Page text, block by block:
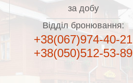
за добу
Відділ бронювання:
+38(067)974-40-21
+38(050)512-53-89